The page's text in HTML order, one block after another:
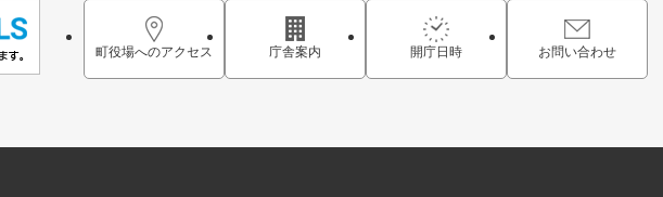
町役場へのアクセス 庁舎案内 開庁日時 お問い合わせ